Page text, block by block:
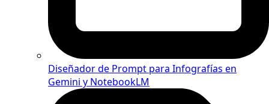
Diseñador de Prompt para Infografías en
Gemini y NotebookLM